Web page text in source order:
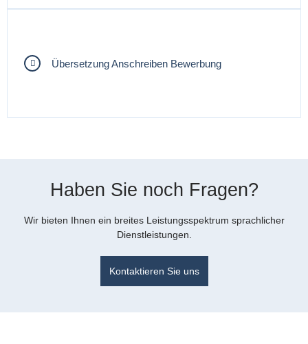
Übersetzung Anschreiben Bewerbung
Haben Sie noch Fragen?
Wir bieten Ihnen ein breites Leistungsspektrum sprachlicher
Dienstleistungen.
Kontaktieren Sie uns